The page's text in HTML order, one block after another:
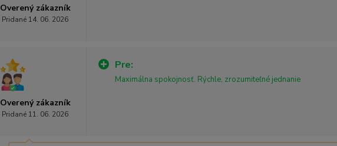
Overený zákazník
Pridané 14. 06. 2026
Overený zákazník
Pridané 11. 06. 2026
Pre:
Maximálna spokojnosť. Rýchle, zrozumiteľné jednanie